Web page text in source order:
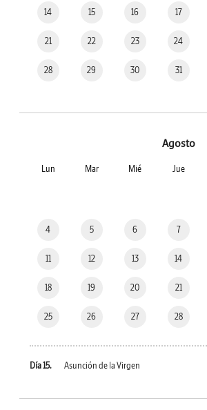
14 15 16 17
21 22 23 24
28 29 30 31
Agosto
Lun Mar Mié Jue
4 5 6 7
11 12 13 14
18 19 20 21
25 26 27 28
Día 15. Asunción de la Virgen